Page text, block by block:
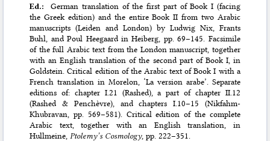
Ed.:German translation of the first part of Book I (facing
the Greek edition) and the entire Book II from two Arabic
manuscripts (Leiden and London) by Ludwig Nix, Frants
Buhl, and Poul Heegaard in Heiberg, pp. 69–145. Facsimile
of the full Arabic text from the London manuscript, together
with an English translation of the second part of Book I, in
Goldstein. Critical edition of the Arabic text of Book I with a
French translation in Morelon, ‘La version arabe’. Separate
editions of: chapter I.21 (Rashed), a part of chapter II.12
(Rashed & Penchèvre), and chapters I.10–15 (Nikfahm-
Khubravan, pp. 569–581). Critical edition of the complete
Arabic text, together with an English translation, in
Hullmeine, Ptolemy’s Cosmology, pp. 222–351.